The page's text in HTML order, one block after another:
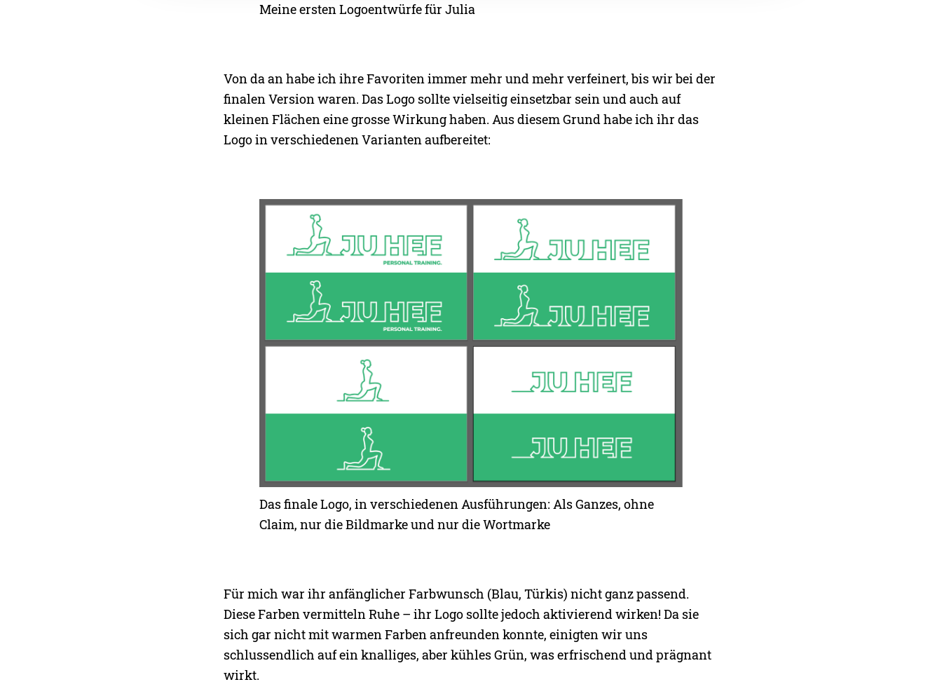
Meine ersten Logoentwürfe für Julia
Von da an habe ich ihre Favoriten immer mehr und mehr verfeinert, bis wir bei der
finalen Version waren. Das Logo sollte vielseitig einsetzbar sein und auch auf
kleinen Flächen eine grosse Wirkung haben. Aus diesem Grund habe ich ihr das
Logo in verschiedenen Varianten aufbereitet:
Das finale Logo, in verschiedenen Ausführungen: Als Ganzes, ohne
Claim, nur die Bildmarke und nur die Wortmarke
Für mich war ihr anfänglicher Farbwunsch (Blau, Türkis) nicht ganz passend.
Diese Farben vermitteln Ruhe – ihr Logo sollte jedoch aktivierend wirken! Da sie
sich gar nicht mit warmen Farben anfreunden konnte, einigten wir uns
schlussendlich auf ein knalliges, aber kühles Grün, was erfrischend und prägnant
wirkt.